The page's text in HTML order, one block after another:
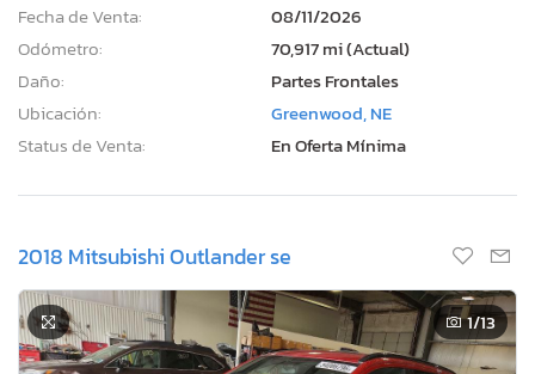
Fecha de Venta:
08/11/2026
Odómetro:
70,917 mi (Actual)
Daño:
Partes Frontales
Ubicación:
Greenwood, NE
Status de Venta:
En Oferta Mínima
2018 Mitsubishi Outlander se
1/13